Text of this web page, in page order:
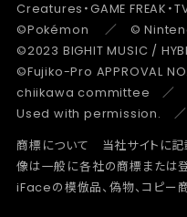
Creatures・GAME FREAK・
©Pokémon ／ ©
©2023 BIGHIT MUSIC /
©Fujiko-Pro APPROVAL
chiikawa committee ／
Used with permission.
商標について 当社サイトに記
像は一般に各社の商標または
iFaceの模倣品、偽物、コピー